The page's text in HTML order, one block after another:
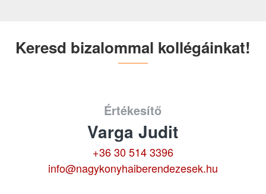
Keresd bizalommal kollégáinkat!
Értékesítő
Varga Judit
+36 30 514 3396
info@nagykonyhaiberendezesek.hu